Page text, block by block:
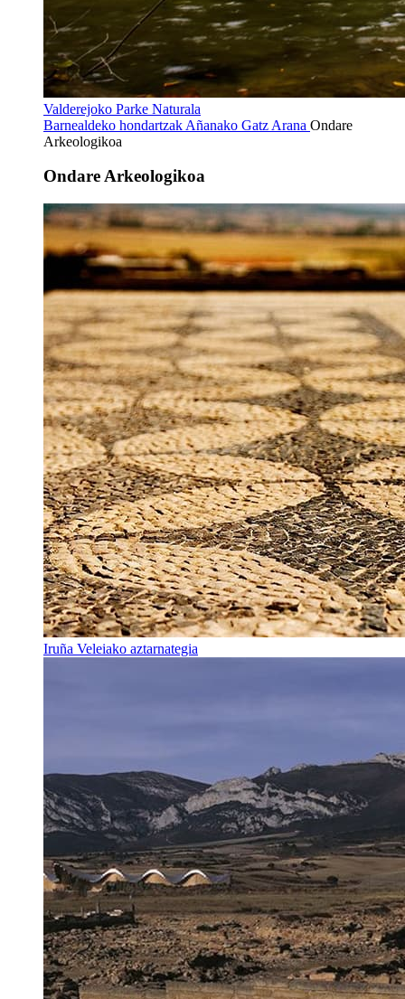
Valderejoko Parke Naturala
Barnealdeko hondartzak Añanako Gatz Arana Ondare
Arkeologikoa
Ondare Arkeologikoa
Iruña Veleiako aztarnategia